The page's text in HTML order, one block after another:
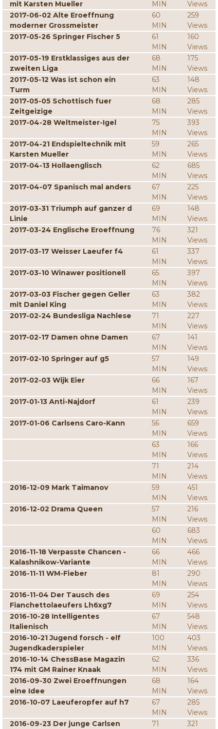
mit Karsten Mueller
MIN
Views
2017-06-02 Alte Eroeffnung
moderner Grossmeister
60
MIN
259
Views
2017-05-26 Springer Fischer 5
61
MIN
160
Views
2017-05-19 Erstklassiges aus der
zweiten Liga
68
MIN
175
Views
2017-05-12 Was ist schon ein
Turm
63
MIN
148
Views
2017-05-05 Schottisch fuer
Zeitgeizige
68
MIN
285
Views
2017-04-28 Weltmeister-Igel
75
MIN
393
Views
2017-04-21 Endspieltechnik mit
Karsten Mueller
59
MIN
265
Views
2017-04-13 Hollaenglisch
62
MIN
685
Views
2017-04-07 Spanisch mal anders
67
MIN
225
Views
2017-03-31 Triumph auf ganzer d
Linie
69
MIN
148
Views
2017-03-24 Englische Eroeffnung
76
MIN
321
Views
2017-03-17 Weisser Laeufer f4
61
MIN
337
Views
2017-03-10 Winawer positionell
65
MIN
397
Views
2017-03-03 Fischer gegen Geller
mit Daniel King
63
MIN
382
Views
2017-02-24 Bundesliga Nachlese
71
MIN
227
Views
2017-02-17 Damen ohne Damen
67
MIN
141
Views
2017-02-10 Springer auf g5
57
MIN
149
Views
2017-02-03 Wijk Eier
66
MIN
167
Views
2017-01-13 Anti-Najdorf
61
MIN
239
Views
2017-01-06 Carlsens Caro-Kann
56
MIN
659
Views
63
MIN
166
Views
71
MIN
214
Views
2016-12-09 Mark Taimanov
59
MIN
451
Views
2016-12-02 Drama Queen
57
MIN
216
Views
60
MIN
683
Views
2016-11-18 Verpasste Chancen -
Kalashnikow-Variante
66
MIN
466
Views
2016-11-11 WM-Fieber
81
MIN
290
Views
2016-11-04 Der Tausch des
Fianchettolaeufers Lh6xg7
69
MIN
254
Views
2016-10-28 Intelligentes
Italienisch
67
MIN
548
Views
2016-10-21 Jugend forsch - elf
Jugendkaderspieler
100
MIN
403
Views
2016-10-14 ChessBase Magazin
174 mit GM Rainer Knaak
62
MIN
336
Views
2016-09-30 Zwei Eroeffnungen
eine Idee
68
MIN
164
Views
2016-10-07 Laeuferopfer auf h7
67
MIN
285
Views
2016-09-23 Der junge Carlsen
71
321